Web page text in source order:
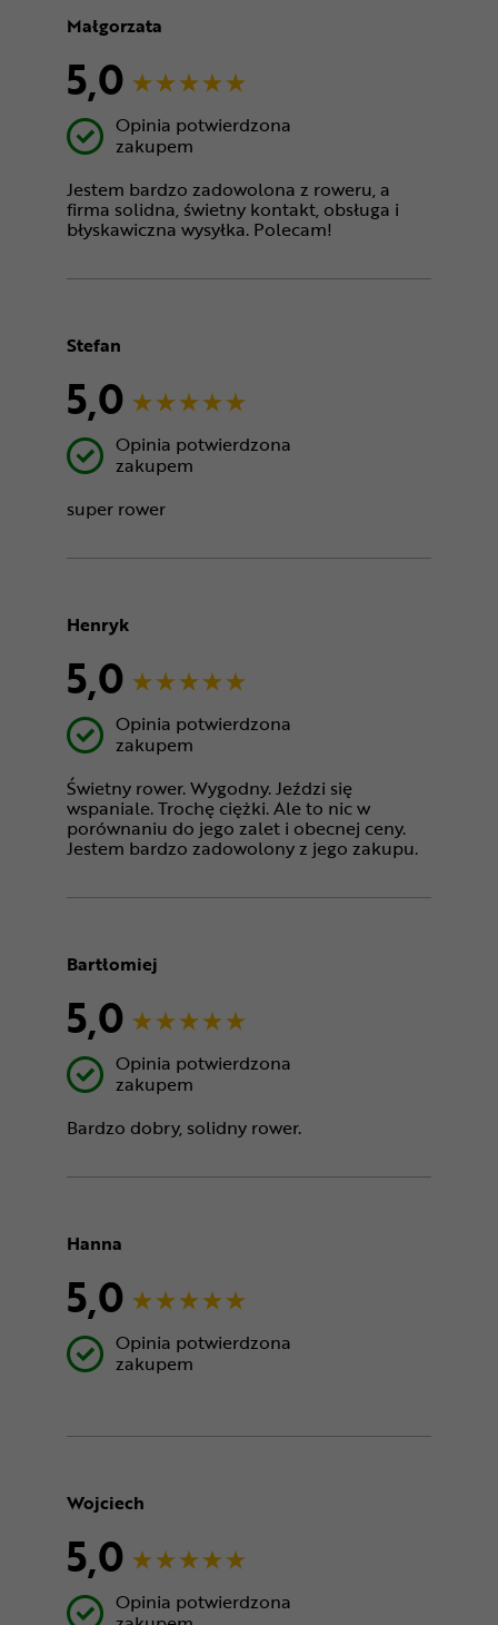
Małgorzata
5,0
Opinia potwierdzona
zakupem
Jestem bardzo zadowolona z roweru, a
firma solidna, świetny kontakt, obsługa i
błyskawiczna wysyłka. Polecam!
Stefan
5,0
Opinia potwierdzona
zakupem
super rower
Henryk
5,0
Opinia potwierdzona
zakupem
Świetny rower. Wygodny. Jeździ się
wspaniale. Trochę ciężki. Ale to nic w
porównaniu do jego zalet i obecnej ceny.
Jestem bardzo zadowolony z jego zakupu.
Bartłomiej
5,0
Opinia potwierdzona
zakupem
Bardzo dobry, solidny rower.
Hanna
5,0
Opinia potwierdzona
zakupem
Wojciech
5,0
Opinia potwierdzona